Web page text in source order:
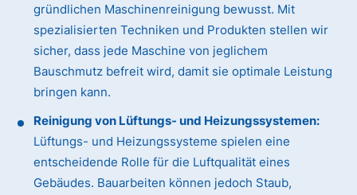
gründlichen Maschinenreinigung bewusst. Mit
spezialisierten Techniken und Produkten stellen wir
sicher, dass jede Maschine von jeglichem
Bauschmutz befreit wird, damit sie optimale Leistung
bringen kann.
Reinigung von Lüftungs- und Heizungssystemen:
Lüftungs- und Heizungssysteme spielen eine
entscheidende Rolle für die Luftqualität eines
Gebäudes. Bauarbeiten können jedoch Staub,